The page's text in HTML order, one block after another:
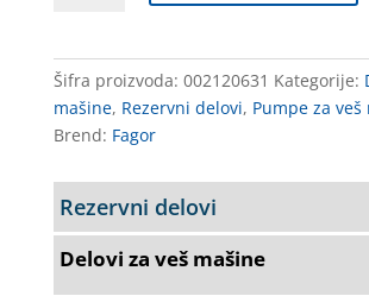
000FA
količina
Šifra proizvoda: 002120631 Kategorije:
mašine, Rezervni delovi, Pumpe za veš
Brend: Fagor
Rezervni delovi
Delovi za veš mašine